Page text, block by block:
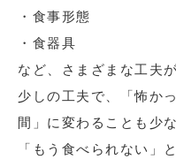
・食事形態
・食器具
など、さまざまな工夫
少しの工夫で、「怖か
間」に変わることも少
「もう食べられない」